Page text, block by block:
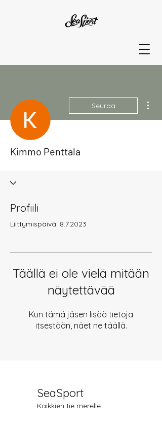
Seuraa
Kimmo Penttala
Profiili
Liittymispäivä: 8.7.2023
Täällä ei ole vielä mitään
näytettävää
Kun tämä jäsen lisää tietoja
itsestään, näet ne täällä.
SeaSport
Kaikkien tie merelle